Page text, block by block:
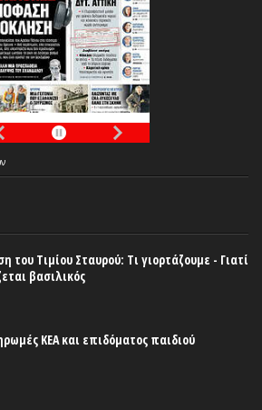
του Τιμίου Σταυρού: Τι γιορτάζουμε - Γιατί
βασιλικός
ΚΕΑ και επιδόματος παιδιού